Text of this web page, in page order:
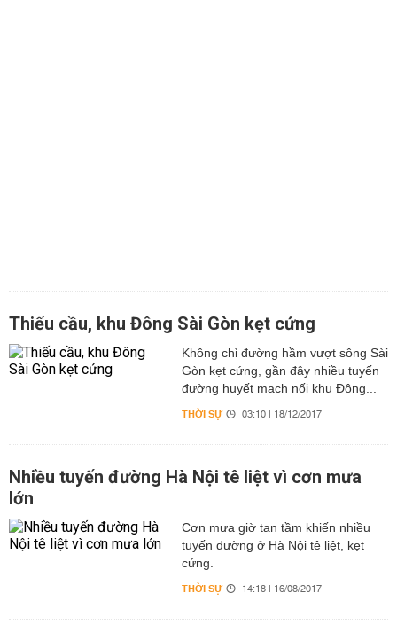
Thiếu cầu, khu Đông Sài Gòn kẹt cứng
Không chỉ đường hầm vượt sông Sài
Gòn kẹt cứng, gần đây nhiều tuyến
đường huyết mạch nối khu Đông...
THỜI SỰ 03:10 | 18/12/2017
Nhiều tuyến đường Hà Nội tê liệt vì cơn mưa
lớn
Cơn mưa giờ tan tầm khiến nhiều
tuyến đường ở Hà Nội tê liệt, kẹt
cứng.
THỜI SỰ 14:18 | 16/08/2017